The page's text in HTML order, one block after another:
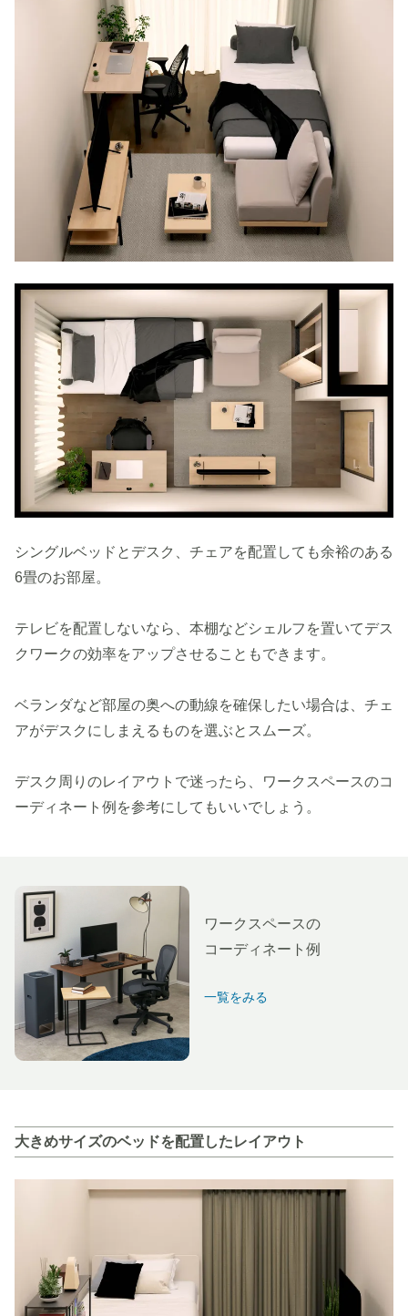
シングルベッドとデスク、チェアを配置しても余裕のある
6畳のお部屋。
テレビを配置しないなら、本棚などシェルフを置いてデス
クワークの効率をアップさせることもできます。
ベランダなど部屋の奥への動線を確保したい場合は、チェ
アがデスクにしまえるものを選ぶとスムーズ。
デスク周りのレイアウトで迷ったら、ワークスペースのコ
ーディネート例を参考にしてもいいでしょう。
ワークスペースの
コーディネート例
一覧をみる
大きめサイズのベッドを配置したレイアウト